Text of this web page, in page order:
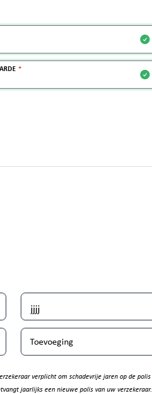
Toevoeging
verplicht om schadevrije jaren op de polis
jaarlijks een nieuwe polis van uw verzekeraar.